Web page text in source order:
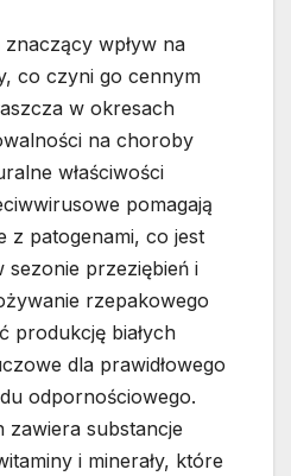
wpływ na
co czyni go cennym
w okresach
na choroby
właściwości
pomagają
z patogenami, co jest
sezonie przeziębień i
rzepakowego
produkcję białych
dla prawidłowego
odpornościowego.
zawiera substancje
i minerały, które